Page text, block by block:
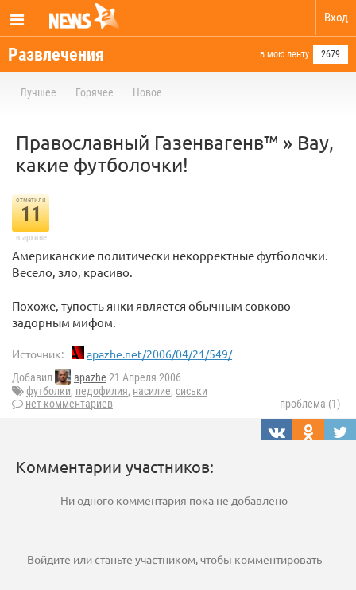
Вход
Развлечения в мою ленту 2679
Лучшее Горячее Новое
Православный Газенвагенв™ » Вау,
какие футболочки!
отметили
11
в архиве
Американские политически некорректные футболочки.
Весело, зло, красиво.
Похоже, тупость янки является обычным совково-
задорным мифом.
Источник: apazhe.net/2006/04/21/549/
Добавил apazhe 21 Апреля 2006
футболки, педофилия, насилие, сиськи
нет комментариев
проблема (1)
Комментарии участников:
Ни одного комментария пока не добавлено
Войдите илистаньте участником, чтобы комментировать